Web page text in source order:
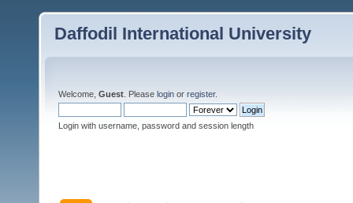
Daffodil International University
Welcome, Guest . Please login or register.
Login with username, password and session length